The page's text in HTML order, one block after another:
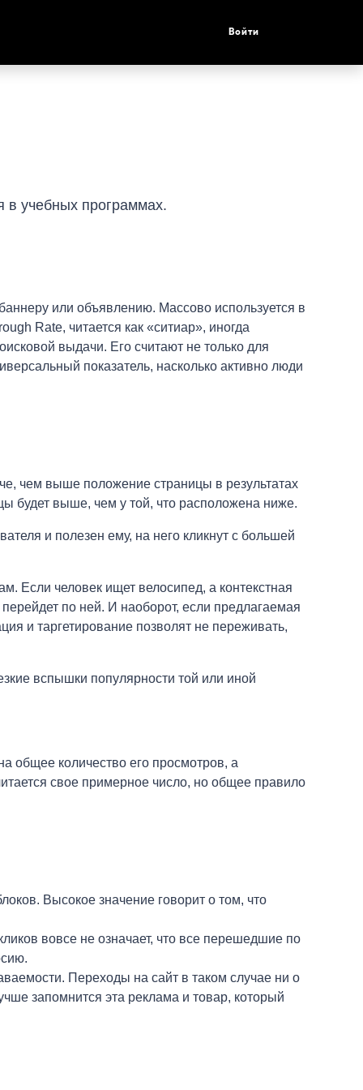
Войти
в учебных программах.
или объявлению. Массово используется в
Rate, читается как «ситиар», иногда
выдачи. Его считают не только для
показатель, насколько активно люди
чем выше положение страницы в результатах
будет выше, чем у той, что расположена ниже.
и полезен ему, на него кликнут с большей
Если человек ищет велосипед, а контекстная
по ней. И наоборот, если предлагаемая
и таргетирование позволят не переживать,
вспышки популярности той или иной
общее количество его просмотров, а
свое примерное число, но общее правило
Высокое значение говорит о том, что
вовсе не означает, что все перешедшие по
Переходы на сайт в таком случае ни о
запомнится эта реклама и товар, который